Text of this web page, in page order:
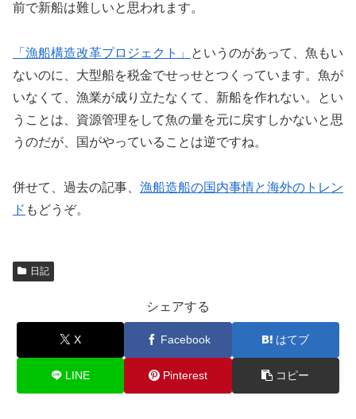
前で新船は難しいと思われます。
「漁船構造改革プロジェクト」
というのがあって、魚もい
ないのに、大型船を税金でせっせとつくっています。魚が
いなくて、漁業が成り立たなくて、新船を作れない。とい
うことは、資源管理をして魚の量を元に戻すしかないと思
うのだが、国がやっていることは逆ですね。
併せて、過去の記事、 漁船造船の国内事情と海外のトレン
ド もどうぞ。
日記
シェアする
X Facebook はてブ
LINE Pinterest コピー